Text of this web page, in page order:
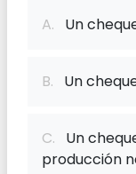
A. Un
B. Un
C. Un
producción